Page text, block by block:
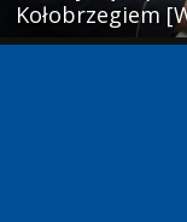
Kołobrzegiem